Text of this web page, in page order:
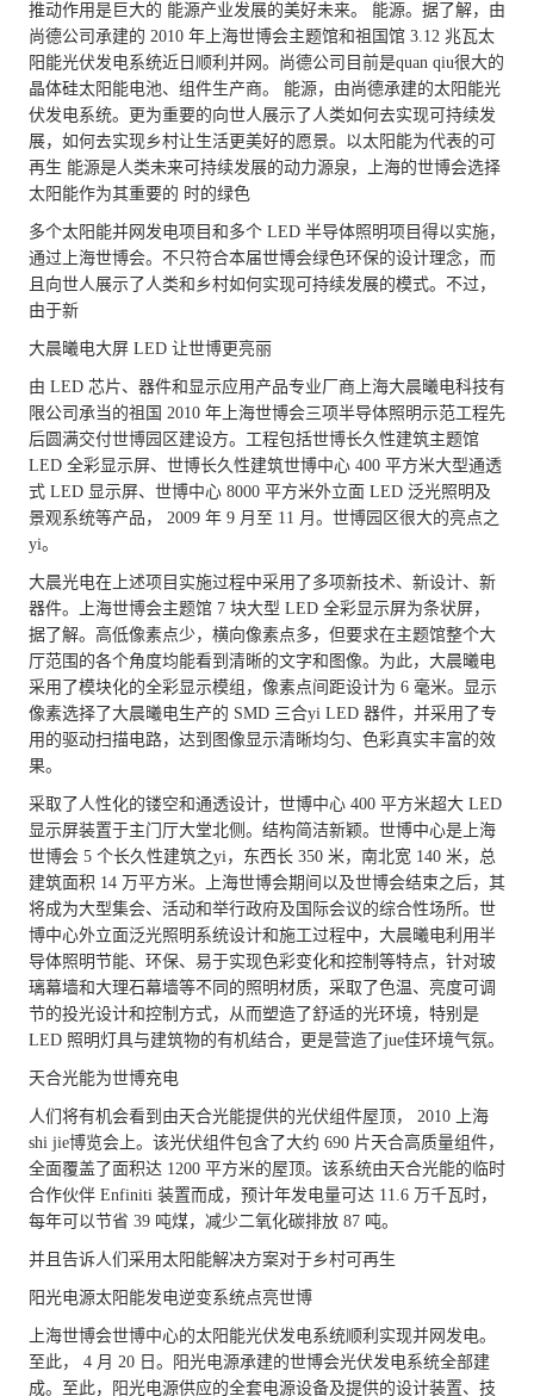
推动作用是巨大的 能源产业发展的美好未来。 能源。据了解，由
尚德公司承建的 2010 年上海世博会主题馆和祖国馆 3.12 兆瓦太
阳能光伏发电系统近日顺利并网。尚德公司目前是quan qiu很大的
晶体硅太阳能电池、组件生产商。 能源，由尚德承建的太阳能光
伏发电系统。更为重要的向世人展示了人类如何去实现可持续发
展，如何去实现乡村让生活更美好的愿景。以太阳能为代表的可
再生 能源是人类未来可持续发展的动力源泉，上海的世博会选择
太阳能作为其重要的 时的绿色
多个太阳能并网发电项目和多个 LED 半导体照明项目得以实施，
通过上海世博会。不只符合本届世博会绿色环保的设计理念，而
且向世人展示了人类和乡村如何实现可持续发展的模式。不过，
由于新
大晨曦电大屏 LED 让世博更亮丽
由 LED 芯片、器件和显示应用产品专业厂商上海大晨曦电科技有
限公司承当的祖国 2010 年上海世博会三项半导体照明示范工程先
后圆满交付世博园区建设方。工程包括世博长久性建筑主题馆
LED 全彩显示屏、世博长久性建筑世博中心 400 平方米大型通透
式 LED 显示屏、世博中心 8000 平方米外立面 LED 泛光照明及
景观系统等产品， 2009 年 9 月至 11 月。世博园区很大的亮点之
yi。
大晨光电在上述项目实施过程中采用了多项新技术、新设计、新
器件。上海世博会主题馆 7 块大型 LED 全彩显示屏为条状屏，
据了解。高低像素点少，横向像素点多，但要求在主题馆整个大
厅范围的各个角度均能看到清晰的文字和图像。为此，大晨曦电
采用了模块化的全彩显示模组，像素点间距设计为 6 毫米。显示
像素选择了大晨曦电生产的 SMD 三合yi LED 器件，并采用了专
用的驱动扫描电路，达到图像显示清晰均匀、色彩真实丰富的效
果。
采取了人性化的镂空和通透设计，世博中心 400 平方米超大 LED
显示屏装置于主门厅大堂北侧。结构简洁新颖。世博中心是上海
世博会 5 个长久性建筑之yi，东西长 350 米，南北宽 140 米，总
建筑面积 14 万平方米。上海世博会期间以及世博会结束之后，其
将成为大型集会、活动和举行政府及国际会议的综合性场所。世
博中心外立面泛光照明系统设计和施工过程中，大晨曦电利用半
导体照明节能、环保、易于实现色彩变化和控制等特点，针对玻
璃幕墙和大理石幕墙等不同的照明材质，采取了色温、亮度可调
节的投光设计和控制方式，从而塑造了舒适的光环境，特别是
LED 照明灯具与建筑物的有机结合，更是营造了jue佳环境气氛。
天合光能为世博充电
人们将有机会看到由天合光能提供的光伏组件屋顶， 2010 上海
shi jie博览会上。该光伏组件包含了大约 690 片天合高质量组件，
全面覆盖了面积达 1200 平方米的屋顶。该系统由天合光能的临时
合作伙伴 Enfiniti 装置而成，预计年发电量可达 11.6 万千瓦时，
每年可以节省 39 吨煤，减少二氧化碳排放 87 吨。
并且告诉人们采用太阳能解决方案对于乡村可再生
阳光电源太阳能发电逆变系统点亮世博
上海世博会世博中心的太阳能光伏发电系统顺利实现并网发电。
至此， 4 月 20 日。阳光电源承建的世博会光伏发电系统全部建
成。至此，阳光电源供应的全套电源设备及提供的设计装置、技